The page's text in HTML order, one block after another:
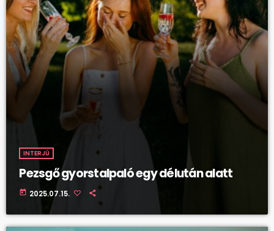
INTERJÚ
Pezsgő gyorstalpaló egy délután alatt
today 2025.07.15.